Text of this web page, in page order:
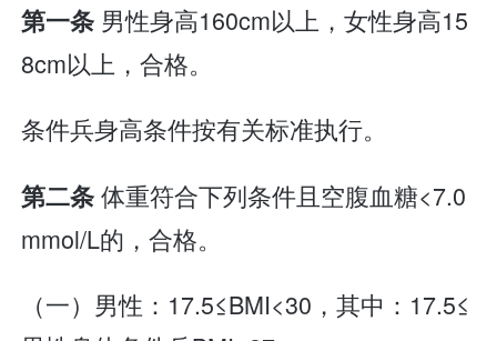
第一条 男性身高160cm以上，女性身高15
8cm以上，合格。
条件兵身高条件按有关标准执行。
第二条体重符合下列条件且空腹血糖<7.0
mmol/L的，合格。
（一）男性：17.5≤BMI<30，其中：17.5≤